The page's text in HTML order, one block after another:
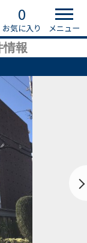
0
お気に入り メニュー
情報